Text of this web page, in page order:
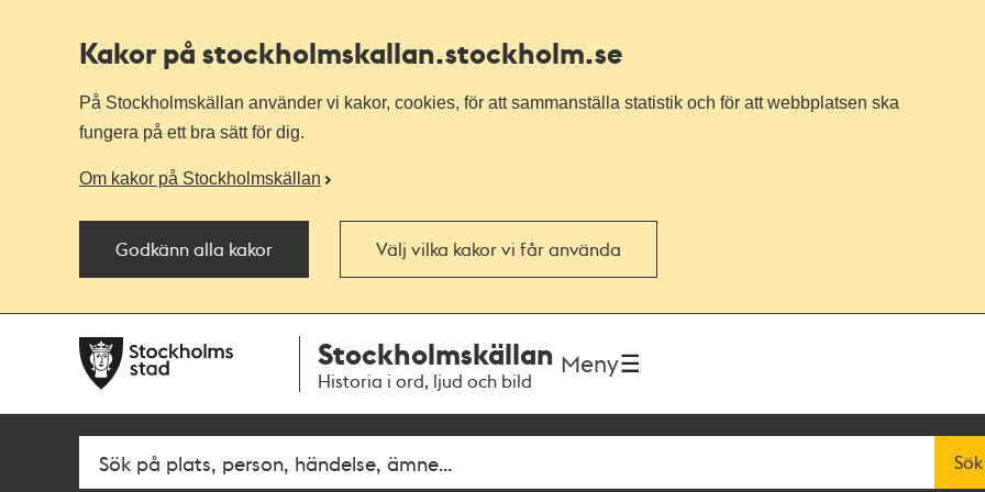
Kakor på stockholmskallan.stockholm.se
På Stockholmskällan använder vi kakor, cookies, för att sammanställa statistik och för att webbplatsen ska
fungera på ett bra sätt för dig.
Om kakor på Stockholmskällan
Godkänn alla kakor Välj vilka kakor vi får använda
navigationen
huvudinnehållet
Stockholmskällan
Historia i ord, ljud och bild
Meny
Fritextsök Sök